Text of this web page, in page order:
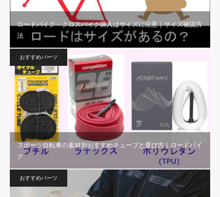
ロードバイク・クロスバイク購入はサイズに注意｜サイズ確認方
法
おすすめパーツ
スポーツ自転車の素材別おすすめチューブと選び方｜ロードバイ
ク
おすすめパーツ